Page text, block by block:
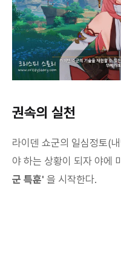
권속의 실천
라이덴 쇼군의 일심정토(
야 하는 상황이 되자 야에
군 특훈' 을 시작한다.